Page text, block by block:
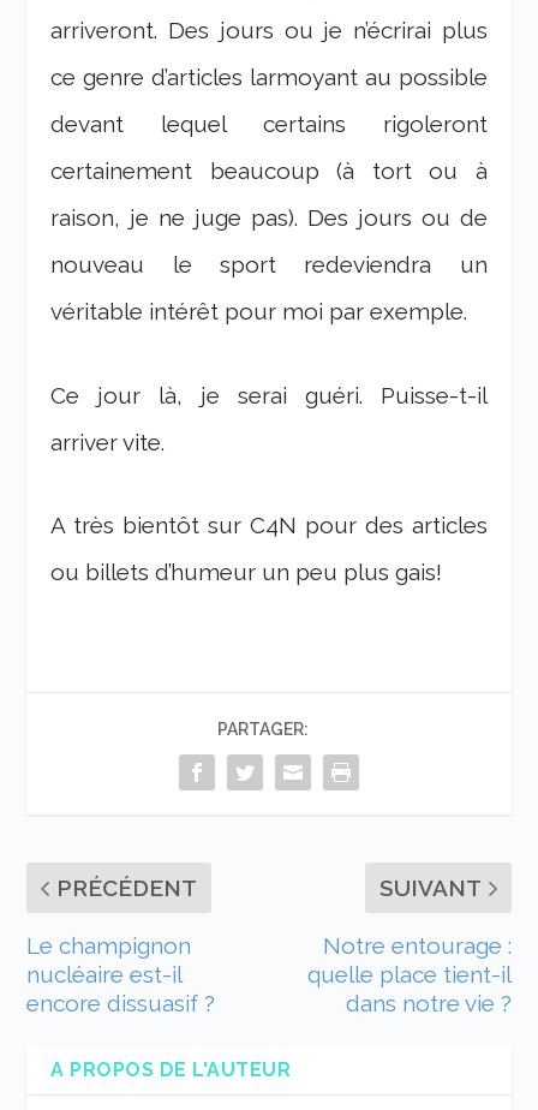
arriveront. Des jours ou je n’écrirai plus
ce genre d’articles larmoyant au possible
devant lequel certains rigoleront
certainement beaucoup (à tort ou à
raison, je ne juge pas). Des jours ou de
nouveau le sport redeviendra un
véritable intérêt pour moi par exemple.
Ce jour là, je serai guéri. Puisse-t-il
arriver vite.
A très bientôt sur C4N pour des articles
ou billets d’humeur un peu plus gais!
PARTAGER:
PRÉCÉDENT
Le champignon
nucléaire est-il
encore dissuasif ?
SUIVANT
Notre entourage :
quelle place tient-il
dans notre vie ?
A PROPOS DE L'AUTEUR